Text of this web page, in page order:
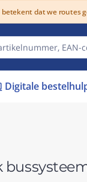
dat we routes
Digitale